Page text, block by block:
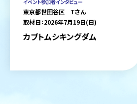
イベント参加者インタビュー
東京都世田谷区 Tさん
取材日：2026年7月19日(日)
カブトムシキングダム